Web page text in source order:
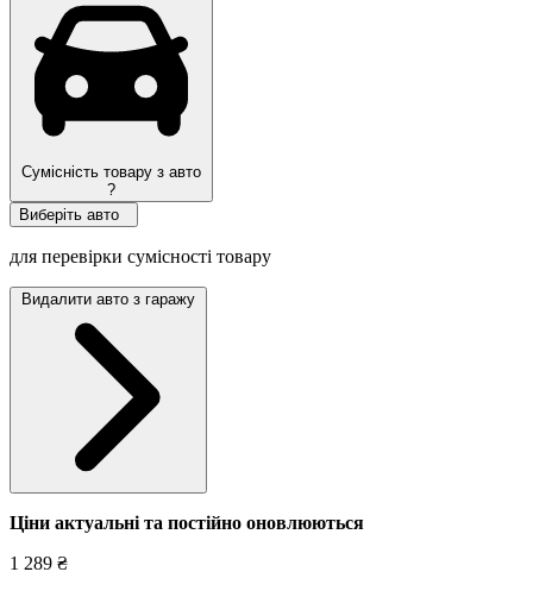
Сумісність товару з авто
?
Виберіть авто
для перевірки сумісності товару
Видалити авто з гаражу
Ціни актуальні та постійно оновлюються
1 289 ₴